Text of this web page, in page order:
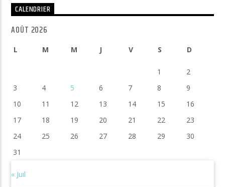
CALENDRIER
AOÛT 2026
L M M J V S D
1
2
3
4 5 6 7 8
9
10
11 12 13 14 15
16
17
18 19 20 21 22
23
24
25 26 27 28 29
30
31
« Juil